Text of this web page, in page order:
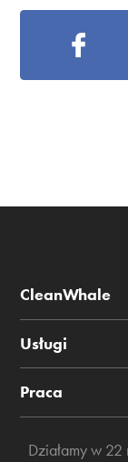
CleanWhale
Usługi
Praca
Działamy w 22